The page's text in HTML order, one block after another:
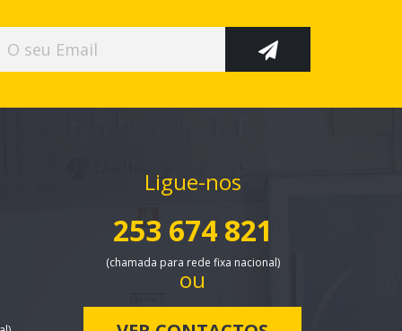
Ligue-nos
253 674 821
(chamada para rede fixa nacional)
ou